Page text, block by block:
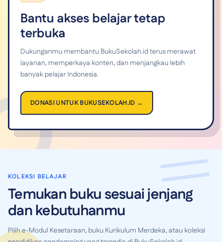
Bantu akses belajar tetap
terbuka
Dukunganmu membantu BukuSekolah.id terus merawat
layanan, memperkaya konten, dan menjangkau lebih
banyak pelajar Indonesia.
DONASI UNTUK BUKUSEKOLAH.ID →
KOLEKSI BELAJAR
Temukan buku sesuai jenjang
dan kebutuhanmu
Pilih e-Modul Kesetaraan, buku Kurikulum Merdeka, atau koleksi